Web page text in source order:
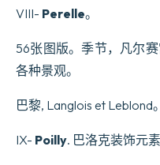
VIII- Perelle。
56张图版。季节，凡尔
各种景观。
巴黎, Langlois et Leblond
IX- Poilly. 巴洛克装饰元素